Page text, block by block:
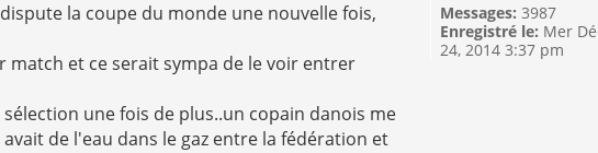
la coupe du monde une nouvelle fois,
match et ce serait sympa de le voir entrer
une fois de plus..un copain danois me
de l'eau dans le gaz entre la fédération et
Messages: 3987
Enregistré le: Mer
24, 2014 3:37 pm